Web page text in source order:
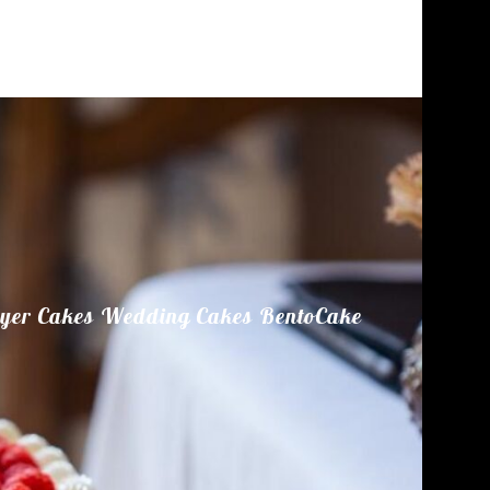
Cakes Wedding Cakes BentoCake